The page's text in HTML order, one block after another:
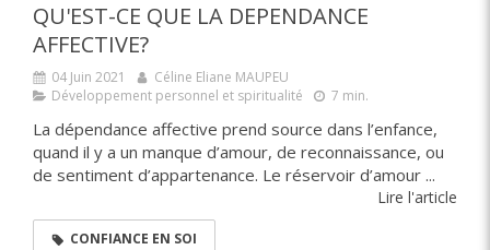
QU'EST-CE QUE LA DEPENDANCE
AFFECTIVE?
04 Juin 2021
Céline Eliane MAUPEU
Développement personnel et spiritualité
7 min.
La dépendance affective prend source dans l’enfance,
quand il y a un manque d’amour, de reconnaissance, ou
de sentiment d’appartenance. Le réservoir d’amour ...
Lire l'article
CONFIANCE EN SOI